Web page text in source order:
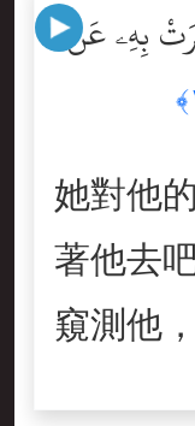
بِهِۦ عَن
她對他
著他去
窺測他